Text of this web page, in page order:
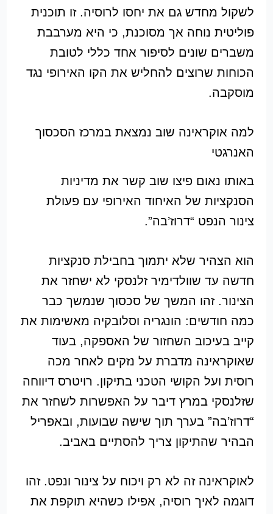
לשקול מחדש גם את יחסו לרוסיה. זו תוכנית
פוליטית נוחה אך מסוכנת, כי היא מערבבת
משברים שונים לסיפור אחד כללי לטובת
הכוחות שרוצים להחליש את הקו האירופי נגד
מוסקבה.
למה אוקראינה שוב נמצאת במרכז הסכסוך
האנרגטי
באותו נאום פיצו שוב קשר את מדיניות
הסנקציות של האיחוד האירופי עם פעולת
צינור הנפט “דרוז’בה”.
הוא הצהיר שלא יתמוך בחבילת סנקציות
חדשה עד שוולדימיר זלנסקי לא ישחזר את
הצינור. זהו המשך של סכסוך שנמשך כבר
כמה חודשים: הונגריה וסלובקיה מאשימות את
קייב בעיכוב השחזור של האספקה, בעוד
שאוקראינה מדברת על נזקים לאחר מכה
רוסית ועל הקושי הטכני בתיקון. רויטרס דיווחה
שזלנסקי במרץ דיבר על האפשרות לשחזר את
“דרוז’בה” בערך תוך שישה שבועות, ובאפריל
הבהיר שהתיקון צריך להסתיים באביב.
לאוקראינה זה לא רק ויכוח על צינור ונפט. זהו
דוגמה לאיך רוסיה, אפילו כשהיא תוקפת את